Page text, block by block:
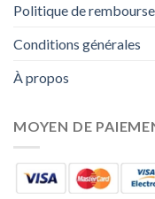
Politique de
Conditions générales
À propos
MOYEN DE